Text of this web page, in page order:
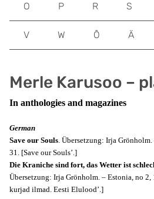
Merle Karusoo –
In anthologies and magazines
German
Save our Souls. Übersetzung: Irja
31. [Save our Souls’.]
Die Kraniche sind fort, das Wetter ist
Übersetzung: Irja Grönholm. – Estonia, no
kurjad ilmad. Eesti Elulood’.]
O P R S
V W Õ Ä